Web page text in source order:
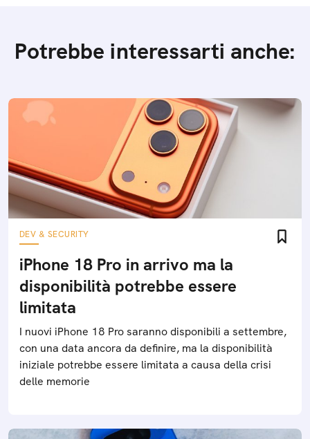
Potrebbe interessarti anche:
DEV & SECURITY
iPhone 18 Pro in arrivo ma la
disponibilità potrebbe essere
limitata
I nuovi iPhone 18 Pro saranno disponibili a settembre,
con una data ancora da definire, ma la disponibilità
iniziale potrebbe essere limitata a causa della crisi
delle memorie